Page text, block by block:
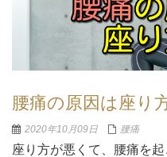
腰痛の原因は座り
2020年10月09日 腰痛
座り方が悪くて、腰痛を